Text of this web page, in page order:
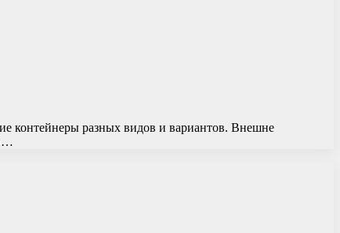
контейнеры разных видов и вариантов. Внешне